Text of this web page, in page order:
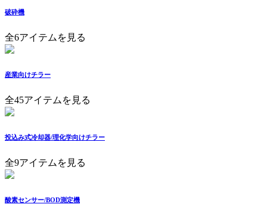
破砕機
全6アイテムを見る
産業向けチラー
全45アイテムを見る
投込み式冷却器/理化学向けチラー
全9アイテムを見る
酸素センサー/BOD測定機